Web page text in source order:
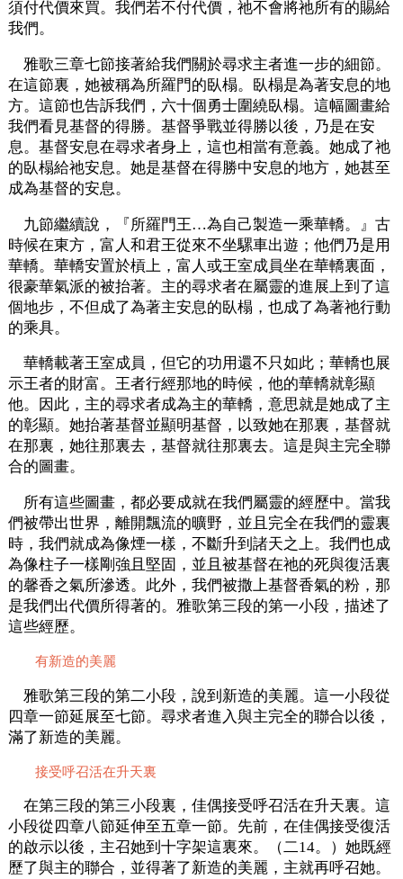
須付代價來買。我們若不付代價，祂不會將祂所有的賜給
我們。
雅歌三章七節接著給我們關於尋求主者進一步的細節。
在這節裏，她被稱為所羅門的臥榻。臥榻是為著安息的地
方。這節也告訴我們，六十個勇士圍繞臥榻。這幅圖畫給
我們看見基督的得勝。基督爭戰並得勝以後，乃是在安
息。基督安息在尋求者身上，這也相當有意義。她成了祂
的臥榻給祂安息。她是基督在得勝中安息的地方，她甚至
成為基督的安息。
九節繼續說，『所羅門王…為自己製造一乘華轎。』古
時候在東方，富人和君王從來不坐騾車出遊；他們乃是用
華轎。華轎安置於槓上，富人或王室成員坐在華轎裏面，
很豪華氣派的被抬著。主的尋求者在屬靈的進展上到了這
個地步，不但成了為著主安息的臥榻，也成了為著祂行動
的乘具。
華轎載著王室成員，但它的功用還不只如此；華轎也展
示王者的財富。王者行經那地的時候，他的華轎就彰顯
他。因此，主的尋求者成為主的華轎，意思就是她成了主
的彰顯。她抬著基督並顯明基督，以致她在那裏，基督就
在那裏，她往那裏去，基督就往那裏去。這是與主完全聯
合的圖畫。
所有這些圖畫，都必要成就在我們屬靈的經歷中。當我
們被帶出世界，離開飄流的曠野，並且完全在我們的靈裏
時，我們就成為像煙一樣，不斷升到諸天之上。我們也成
為像柱子一樣剛強且堅固，並且被基督在祂的死與復活裏
的馨香之氣所滲透。此外，我們被撒上基督香氣的粉，那
是我們出代價所得著的。雅歌第三段的第一小段，描述了
這些經歷。
有新造的美麗
雅歌第三段的第二小段，說到新造的美麗。這一小段從
四章一節延展至七節。尋求者進入與主完全的聯合以後，
滿了新造的美麗。
接受呼召活在升天裏
在第三段的第三小段裏，佳偶接受呼召活在升天裏。這
小段從四章八節延伸至五章一節。先前，在佳偶接受復活
的啟示以後，主召她到十字架這裏來。（二14。）她既經
歷了與主的聯合，並得著了新造的美麗，主就再呼召她。